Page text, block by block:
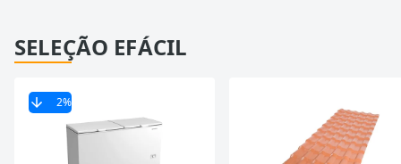
SELEÇÃO EFÁCIL
2%